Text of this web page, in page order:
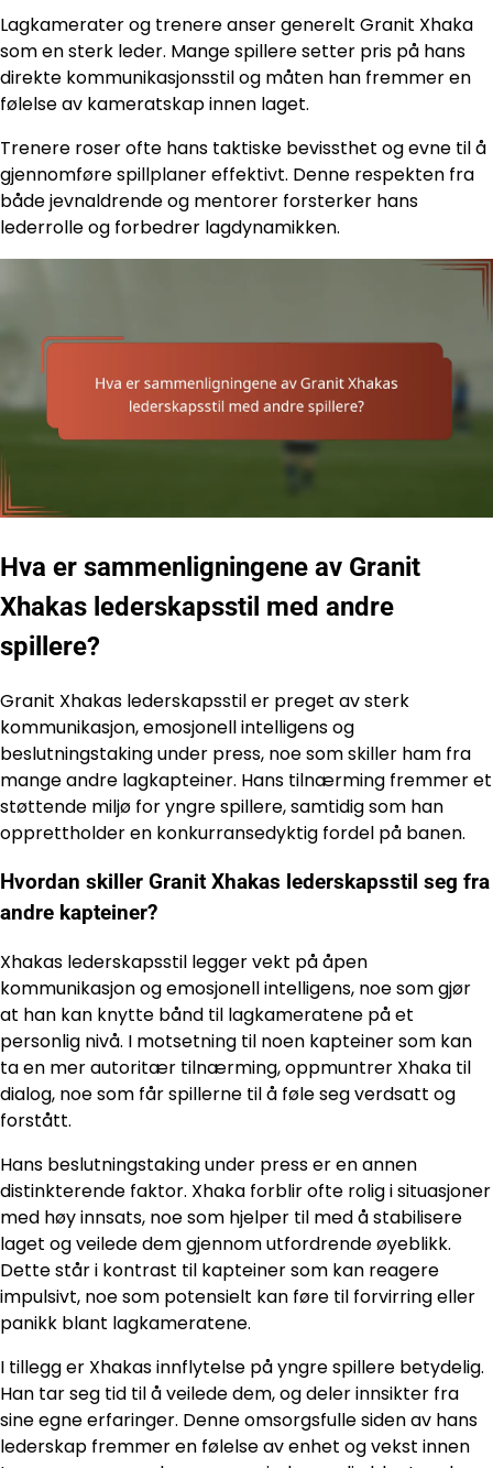
Lagkamerater og trenere anser generelt Granit Xhaka
som en sterk leder. Mange spillere setter pris på hans
direkte kommunikasjonsstil og måten han fremmer en
følelse av kameratskap innen laget.
Trenere roser ofte hans taktiske bevissthet og evne til å
gjennomføre spillplaner effektivt. Denne respekten fra
både jevnaldrende og mentorer forsterker hans
lederrolle og forbedrer lagdynamikken.
Hva er sammenligningene av Granit
Xhakas lederskapsstil med andre
spillere?
Granit Xhakas lederskapsstil er preget av sterk
kommunikasjon, emosjonell intelligens og
beslutningstaking under press, noe som skiller ham fra
mange andre lagkapteiner. Hans tilnærming fremmer et
støttende miljø for yngre spillere, samtidig som han
opprettholder en konkurransedyktig fordel på banen.
Hvordan skiller Granit Xhakas lederskapsstil seg fra
andre kapteiner?
Xhakas lederskapsstil legger vekt på åpen
kommunikasjon og emosjonell intelligens, noe som gjør
at han kan knytte bånd til lagkameratene på et
personlig nivå. I motsetning til noen kapteiner som kan
ta en mer autoritær tilnærming, oppmuntrer Xhaka til
dialog, noe som får spillerne til å føle seg verdsatt og
forstått.
Hans beslutningstaking under press er en annen
distinkterende faktor. Xhaka forblir ofte rolig i situasjoner
med høy innsats, noe som hjelper til med å stabilisere
laget og veilede dem gjennom utfordrende øyeblikk.
Dette står i kontrast til kapteiner som kan reagere
impulsivt, noe som potensielt kan føre til forvirring eller
panikk blant lagkameratene.
I tillegg er Xhakas innflytelse på yngre spillere betydelig.
Han tar seg tid til å veilede dem, og deler innsikter fra
sine egne erfaringer. Denne omsorgsfulle siden av hans
lederskap fremmer en følelse av enhet og vekst innen